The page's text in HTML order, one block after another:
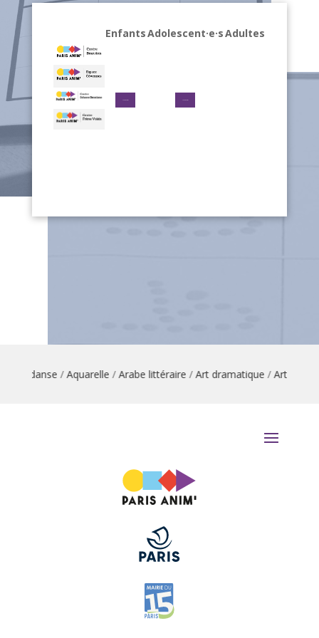
EnfantsAdolescent·e·sAdultes
danse/Aquarelle/Arabe littéraire/Art dramatique/Arts du